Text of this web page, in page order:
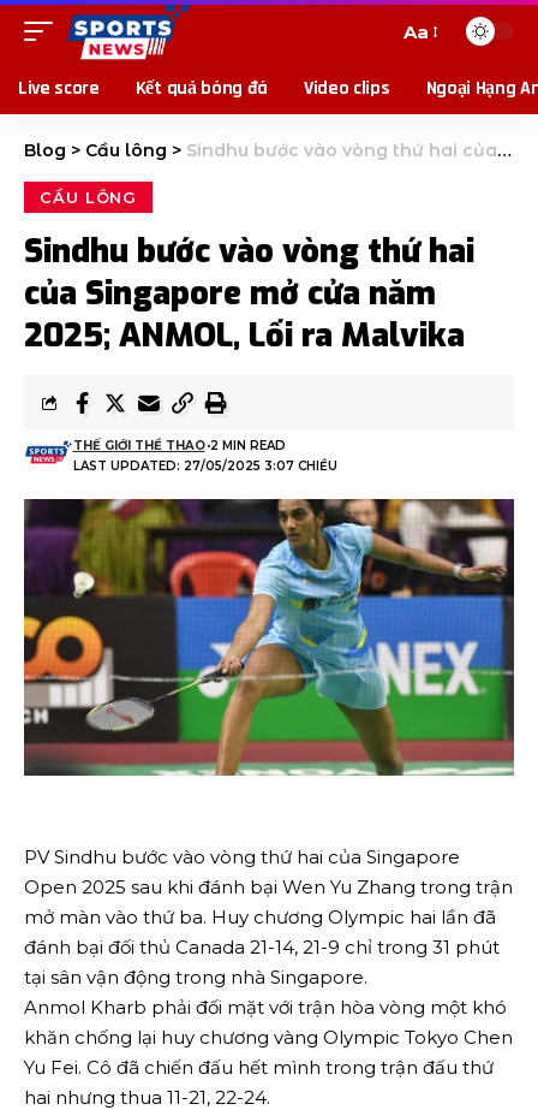
Aa
Live score Kết quả bóng đá Video clips Ngoại Hạng
Blog > Cầu lông > Sindhu bước vào vòng thứ hai của Singapore mở cửa năm 2025; ANMOL, Lối ra Malvika
CẦU LÔNG
Sindhu bước vào vòng thứ hai
của Singapore mở cửa năm
2025; ANMOL, Lối ra Malvika
LAST UPDATED: 27/05/2025 3:07 CHIỀU
THẾ GIỚI THỂ THAO 2 MIN READ
PV Sindhu bước vào vòng thứ hai của Singapore
Open 2025 sau khi đánh bại Wen Yu Zhang trong trận
mở màn vào thứ ba. Huy chương Olympic hai lần đã
đánh bại đối thủ Canada 21-14, 21-9 chỉ trong 31 phút
tại sân vận động trong nhà Singapore.
Anmol Kharb phải đối mặt với trận hòa vòng một khó
khăn chống lại huy chương vàng Olympic Tokyo Chen
Yu Fei. Cô đã chiến đấu hết mình trong trận đấu thứ
hai nhưng thua 11-21, 22-24.